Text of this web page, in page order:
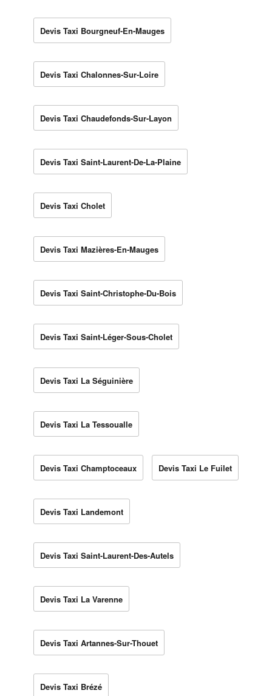
Devis Taxi Bourgneuf-En-Mauges
Devis Taxi Chalonnes-Sur-Loire
Devis Taxi Chaudefonds-Sur-Layon
Devis Taxi Saint-Laurent-De-La-Plaine
Devis Taxi Cholet
Devis Taxi Mazières-En-Mauges
Devis Taxi Saint-Christophe-Du-Bois
Devis Taxi Saint-Léger-Sous-Cholet
Devis Taxi La Séguinière
Devis Taxi La Tessoualle
Devis Taxi Champtoceaux Devis Taxi Le Fuilet
Devis Taxi Landemont
Devis Taxi Saint-Laurent-Des-Autels
Devis Taxi La Varenne
Devis Taxi Artannes-Sur-Thouet
Devis Taxi Brézé